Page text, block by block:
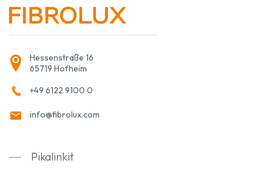
Hessenstraße 16
65719 Hofheim
+49 6122 9100 0
info@fibrolux.com
Pikalinkit